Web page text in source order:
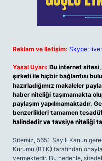
Reklam ve İletişim: Skype:
Yasal Uyarı: Bu internet
şirketi ile hiçbir bağlantısı
hazırladığımız makaleler
haber niteliği taşımamakta
paylaşım yapılmamaktadır.
benzerlikleri tamamen
halindedir ve tavsiye niteliği
Sitemiz, 5651 Sayılı Kanun
Kurumu (BTK) tarafından
vermektedir. Bu nedenle,